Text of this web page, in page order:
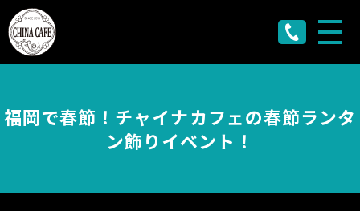
メ
福岡で春節！チャイナカフェの春節ランタ
ン飾りイベント！